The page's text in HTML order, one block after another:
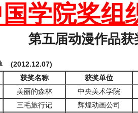
学院奖组
第五届动漫作品获
(2012.12.07)
获奖名称
获奖单位
美丽的森林
中央美术学院
三毛旅行记 辉煌动画公司